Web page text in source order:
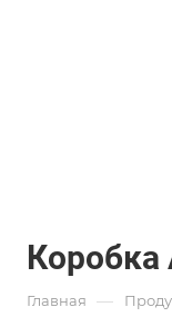
Коробка
Главная —